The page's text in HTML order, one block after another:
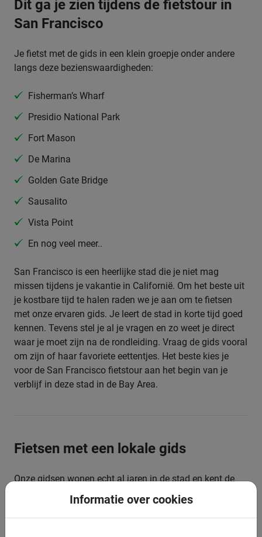
Informatie over cookies
Dit ga je zien tijdens de fietstour in
San Francisco
Je fietst met de gids in een klein groepje onder andere
langs deze bezienswaardigheden:
Fisherman’s Wharf
Presidio National Park
Fort Mason
De Marina
Golden Gate Bridge
Sausalito
Vista Point
En nog veel meer..
San Francisco is een heerlijke stad die je niet mag
missen tijdens je vakantie in Californië. Om het beste uit
je kostbare tijd te halen raden we je aan om te fietsen
met onze ervaren gids. Je leert de stad in korte tijd goed
kennen. Tevens stel je al je vragen en zo weet je direct
waar je moet zijn na de rondleiding. Vraag de gids vooral
om zijn of haar favoriete eettentjes. Het beste kies je
voor de San Francisco fietstour aan het begin van je
verblijf in deze stad in de Bay Area.
Fietsen met een lokale gids
Onze gidsen wonen echt al jaren in de stad en kent de
stad daardoor op z´n duimpje. De gids zal de groep
begeleiden door de stad. Hierdoor is fietsen in San
Francisco zeker veilig. De stad heeft ook vele fietspaden